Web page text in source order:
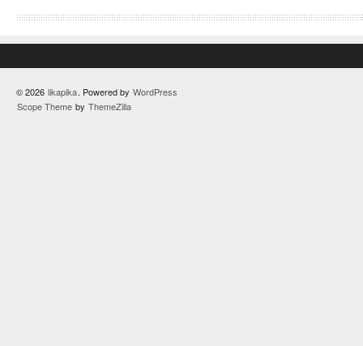
© 2026 likapika. Powered by WordPress
Scope Theme by ThemeZilla